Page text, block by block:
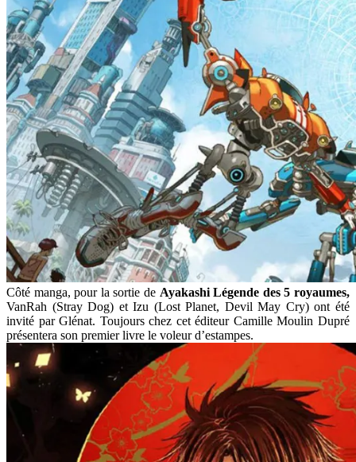
Côté manga, pour la sortie de Ayakashi Légende des 5 royaumes,
VanRah (Stray Dog) et Izu (Lost Planet, Devil May Cry) ont été
invité par Glénat. Toujours chez cet éditeur Camille Moulin Dupré
présentera son premier livre le voleur d’estampes.